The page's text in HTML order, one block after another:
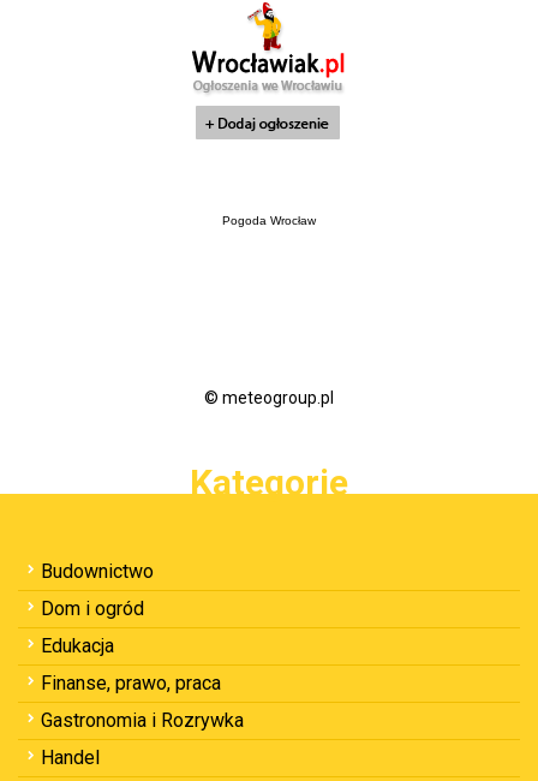
Pogoda Wrocław
© meteogroup.pl
Kategorie
Budownictwo
Dom i ogród
Edukacja
Finanse, prawo, praca
Gastronomia i Rozrywka
Handel